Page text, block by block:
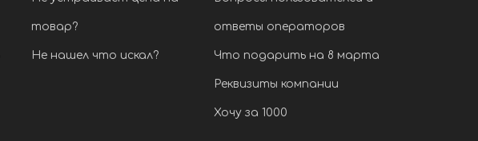
товар?
Не нашел что искал?
ответы операторов
Что подарить на 8 марта
Реквизиты компании
Хочу за 1000